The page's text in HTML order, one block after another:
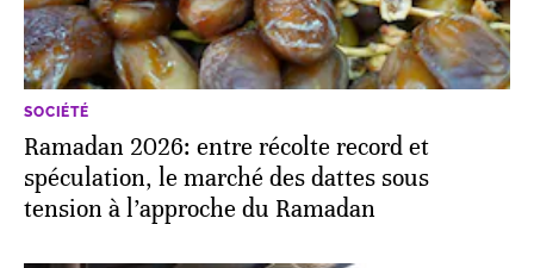
SOCIÉTÉ
Ramadan 2026: entre récolte record et
spéculation, le marché des dattes sous
tension à l’approche du Ramadan